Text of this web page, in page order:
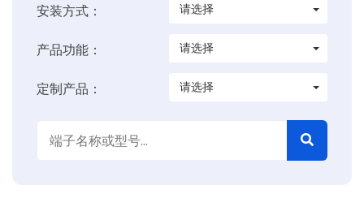
安装方式： 请选择
产品功能： 请选择
定制产品： 请选择